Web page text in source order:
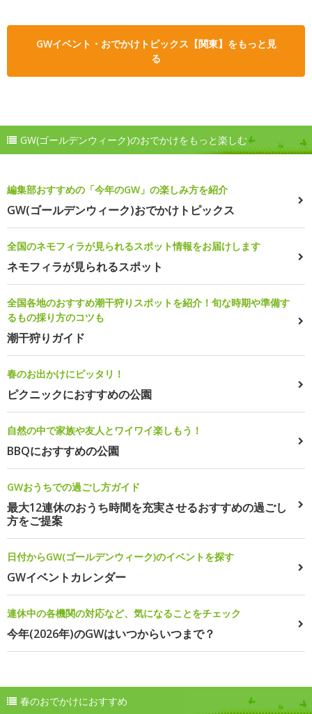
GWイベント・おでかけトピックス【関東】をもっと見
る
GW(ゴールデンウィーク)のおでかけをもっと楽しむ
編集部おすすめの「今年のGW」の楽しみ方を紹介
GW(ゴールデンウィーク)おでかけトピックス
全国のネモフィラが見られるスポット情報をお届けします
ネモフィラが見られるスポット
全国各地のおすすめ潮干狩りスポットを紹介！旬な時期や準備す
るもの採り方のコツも
潮干狩りガイド
春のお出かけにピッタリ！
ピクニックにおすすめの公園
自然の中で家族や友人とワイワイ楽しもう！
BBQにおすすめの公園
GWおうちでの過ごし方ガイド
最大12連休のおうち時間を充実させるおすすめの過ごし
方をご提案
日付からGW(ゴールデンウィーク)のイベントを探す
GWイベントカレンダー
連休中の各機関の対応など、気になることをチェック
今年(2026年)のGWはいつからいつまで？
春のおでかけにおすすめ